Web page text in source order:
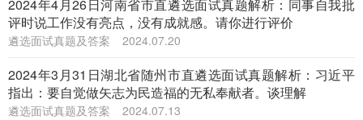
2024年4月26日河南省市直遴选面试真题解析：同事自我批
评时说工作没有亮点，没有成就感。请你进行评价
遴选面试真题及答案 2024.07.20
2024年3月31日湖北省随州市直遴选面试真题解析：习近平
指出：要自觉做矢志为民造福的无私奉献者。谈理解
遴选面试真题及答案 2024.07.13